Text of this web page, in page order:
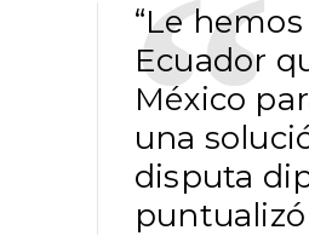
“Le
Ecuador
México
una
disputa